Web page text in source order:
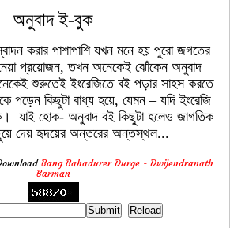
অনুবাদ ই-বুক
করার পাশাপাশি যখন মনে হয় পুরো জগতের
নেয়া প্রয়োজন, তখন অনেকেই ঝোঁকেন অনুবাদ
শুরুতেই ইংরেজিতে বই পড়ার সাহস করতে
পড়েন কিছুটা বাধ্য হয়ে, যেমন – যদি ইংরেজি
যাই হোক- অনুবাদ বই কিছুটা হলেও জাগতিক
দেয় হৃদয়ের অন্তরের অন্তস্থল...
Bang Bahadurer Durge - Dwijendranath
Barman